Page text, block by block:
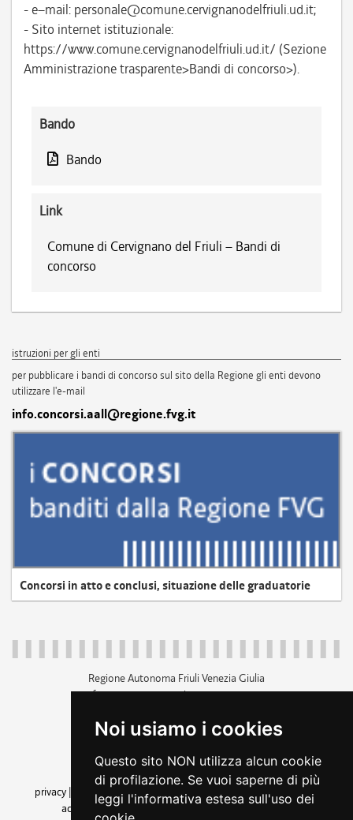
Noi usiamo i cookies
Questo sito NON utilizza alcun cookie
di profilazione. Se vuoi saperne di più
leggi l'informativa estesa sull'uso dei
- e–mail: personale@comune.cervignanodelfriuli.ud.it;
- Sito internet istituzionale:
https://www.comune.cervignanodelfriuli.ud.it/ (Sezione
Amministrazione trasparente>Bandi di concorso>).
Bando
Bando
Link
Comune di Cervignano del Friuli – Bandi di
concorso
istruzioni per gli enti
per pubblicare i bandi di concorso sul sito della Regione gli enti devono
utilizzare l'e-mail
info.concorsi.aall@regione.fvg.it
Concorsi in atto e conclusi, situazione delle graduatorie
Regione Autonoma Friuli Venezia Giulia
c.f. 80014930327; p.iva 00526040324
+39 040 3771111
amministrazione trasparente
privacy
cookie |note legali accessibilità
dichiarazione di
accessibilità| feedback cambio preferenze cookie